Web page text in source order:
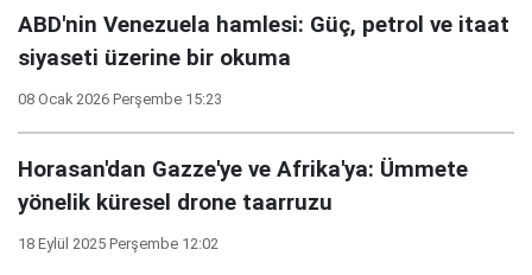
ABD'nin Venezuela hamlesi: Güç, petrol ve itaat
siyaseti üzerine bir okuma
08 Ocak 2026 Perşembe 15:23
Horasan'dan Gazze'ye ve Afrika'ya: Ümmete
yönelik küresel drone taarruzu
18 Eylül 2025 Perşembe 12:02